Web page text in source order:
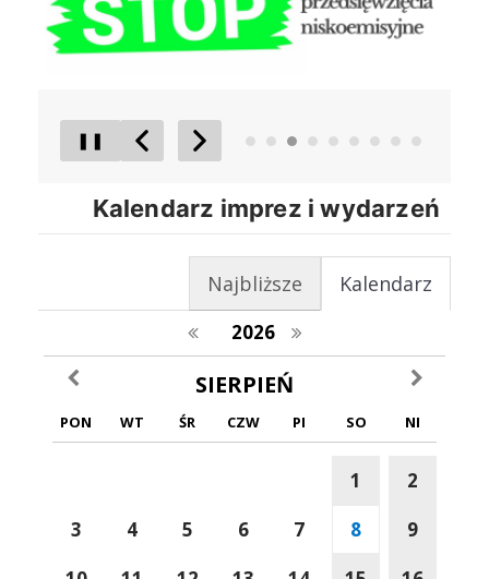
❚❚
Poprzedni Element
Następny Element
Kalendarz imprez i wydarzeń
Kalendarz
Najbliższe
poprzedni rok
2026 następny rok
poprzedni miesiącSIERPIEŃ następny
PON WT ŚR CZW PI SO NI
1
2
3
4 5 6 7 8
9